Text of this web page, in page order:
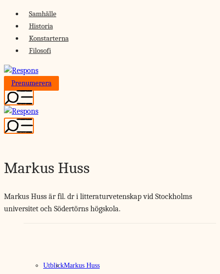
Skip
content
Samhälle
Historia
Konstarterna
Filosofi
Prenumerera
Markus Huss
Markus Huss är fil. dr i litteraturvetenskap vid Stockholms
universitet och Södertörns högskola.
UtblickMarkus Huss